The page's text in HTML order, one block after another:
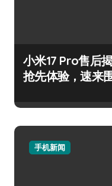
小米17 Pro售后
抢先体验，速来
手机新闻